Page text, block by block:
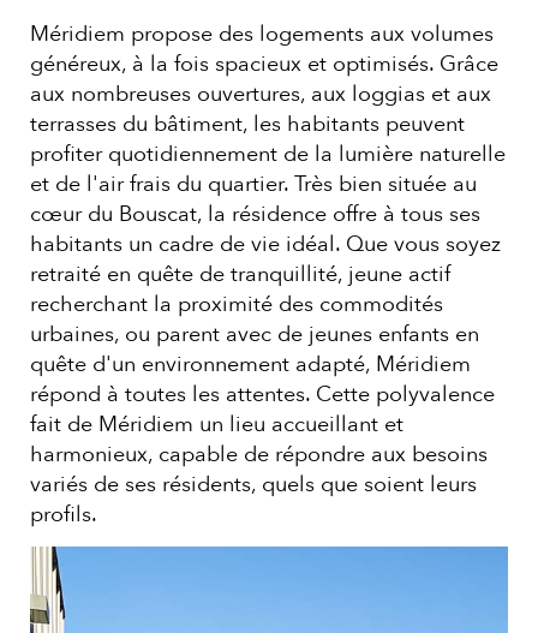
Méridiem propose des logements aux volumes
généreux, à la fois spacieux et optimisés. Grâce
aux nombreuses ouvertures, aux loggias et aux
terrasses du bâtiment, les habitants peuvent
profiter quotidiennement de la lumière naturelle
et de l'air frais du quartier. Très bien située au
cœur du Bouscat, la résidence offre à tous ses
habitants un cadre de vie idéal. Que vous soyez
retraité en quête de tranquillité, jeune actif
recherchant la proximité des commodités
urbaines, ou parent avec de jeunes enfants en
quête d'un environnement adapté, Méridiem
répond à toutes les attentes. Cette polyvalence
fait de Méridiem un lieu accueillant et
harmonieux, capable de répondre aux besoins
variés de ses résidents, quels que soient leurs
profils.